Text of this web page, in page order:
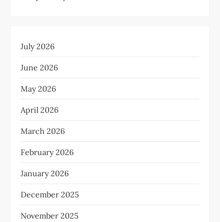
July 2026
June 2026
May 2026
April 2026
March 2026
February 2026
January 2026
December 2025
November 2025